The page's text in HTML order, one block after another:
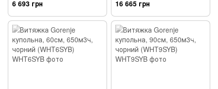
(315.0532.375)
6 693 грн
A70, білий матовий
(305.0665.367)
16 665 грн